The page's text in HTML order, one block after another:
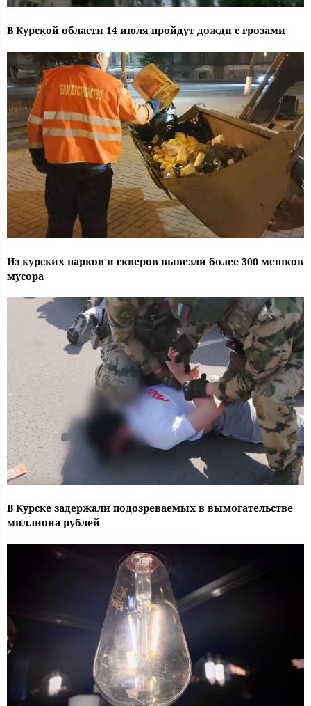
В Курской области 14 июля пройдут дожди с грозами
Из курских парков и скверов вывезли более 300 мешков
мусора
В Курске задержали подозреваемых в вымогательстве
миллиона рублей